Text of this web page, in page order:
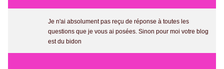
Je n'ai absolument pas reçu de réponse à toutes les
questions que je vous ai posées. Sinon pour moi votre blog
est du bidon